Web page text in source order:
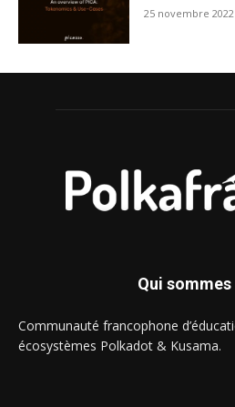
25 novembre 2022
Qui sommes
Communauté francophone
écosystèmes Polkadot & Kusama.